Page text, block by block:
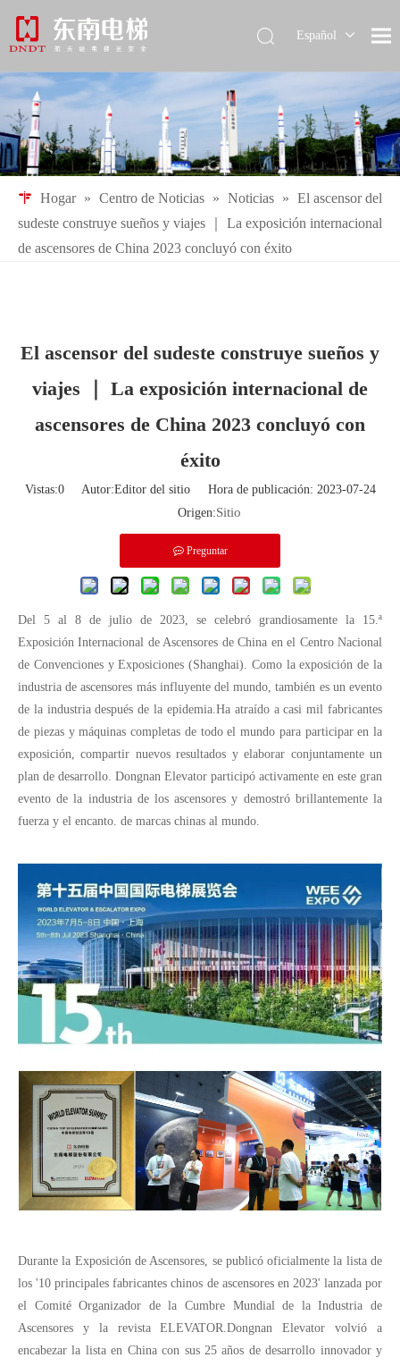
Español
Pусский
Hogar » Centro de Noticias » Noticias » El ascensor del
sudeste construye sueños y viajes ｜ La exposición internacional
de ascensores de China 2023 concluyó con éxito
El ascensor del sudeste construye sueños y
viajes ｜ La exposición internacional de
ascensores de China 2023 concluyó con
éxito
Vistas:0Autor:Editor del sitio Hora de publicación: 2023-07-24
Origen:Sitio
Preguntar
Del 5 al 8 de julio de 2023, se celebró grandiosamente la 15.ª
Exposición Internacional de Ascensores de China en el Centro Nacional
de Convenciones y Exposiciones (Shanghai). Como la exposición de la
industria de ascensores más influyente del mundo, también es un evento
de la industria después de la epidemia.Ha atraído a casi mil fabricantes
de piezas y máquinas completas de todo el mundo para participar en la
exposición, compartir nuevos resultados y elaborar conjuntamente un
plan de desarrollo. Dongnan Elevator participó activamente en este gran
evento de la industria de los ascensores y demostró brillantemente la
fuerza y ​​el encanto. de marcas chinas al mundo.
Durante la Exposición de Ascensores, se publicó oficialmente la lista de
los '10 principales fabricantes chinos de ascensores en 2023' lanzada por
el Comité Organizador de la Cumbre Mundial de la Industria de
Ascensores y la revista ELEVATOR.Dongnan Elevator volvió a
encabezar la lista en China con sus 25 años de desarrollo innovador y